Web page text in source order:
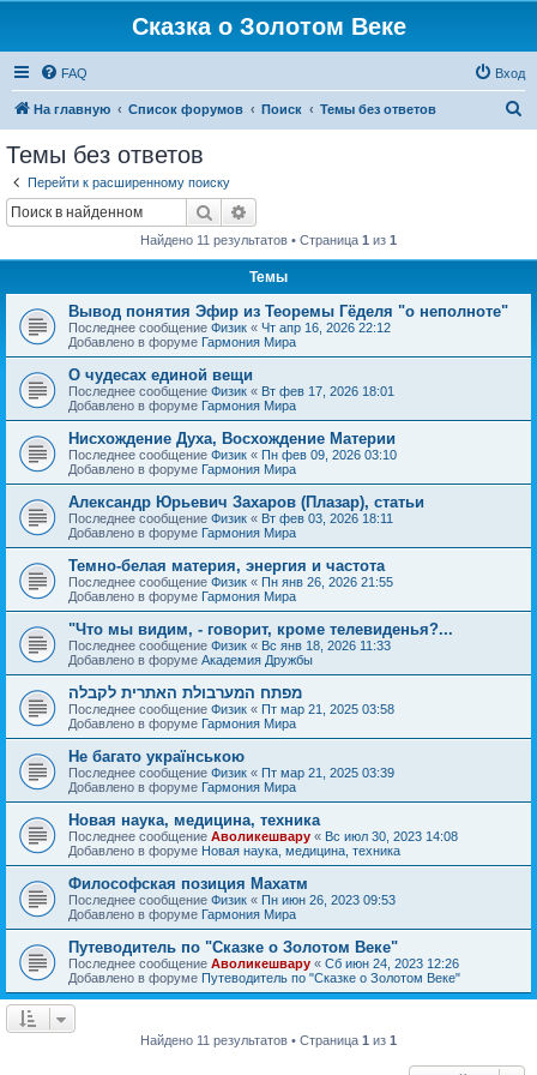
Сказка о Золотом Веке
FAQ Вход
На главную Список форумов Поиск Темы без ответов
Темы без ответов
Перейти к расширенному поиску
Поиск
Найдено 11 результатов • Страница 1 из 1
Темы
Вывод понятия Эфир из Теоремы Гёделя "о неполноте"
Последнее сообщение Физик « Чт апр 16, 2026 22:12
Добавлено в форуме Гармония Мира
О чудесах единой вещи
Последнее сообщение Физик « Вт фев 17, 2026 18:01
Добавлено в форуме Гармония Мира
Нисхождение Духа, Восхождение Материи
Последнее сообщение Физик « Пн фев 09, 2026 03:10
Добавлено в форуме Гармония Мира
Александр Юрьевич Захаров (Плазар), статьи
Последнее сообщение Физик « Вт фев 03, 2026 18:11
Добавлено в форуме Гармония Мира
Темно-белая материя, энергия и частота
Последнее сообщение Физик « Пн янв 26, 2026 21:55
Добавлено в форуме Гармония Мира
"Что мы видим, - говорит, кроме телевиденья?...
Последнее сообщение Физик « Вс янв 18, 2026 11:33
Добавлено в форуме Академия Дружбы
מפתח המערבולת האתרית לקבלה
Последнее сообщение Физик « Пт мар 21, 2025 03:58
Добавлено в форуме Гармония Мира
Не багато українською
Последнее сообщение Физик « Пт мар 21, 2025 03:39
Добавлено в форуме Гармония Мира
Новая наука, медицина, техника
Последнее сообщение Аволикешвару « Вс июл 30, 2023 14:08
Добавлено в форуме Новая наука, медицина, техника
Философская позиция Махатм
Последнее сообщение Физик « Пн июн 26, 2023 09:53
Добавлено в форуме Гармония Мира
Путеводитель по "Сказке о Золотом Веке"
Последнее сообщение Аволикешвару « Сб июн 24, 2023 12:26
Добавлено в форуме Путеводитель по "Сказке о Золотом Веке"
Найдено 11 результатов • Страница 1 из 1